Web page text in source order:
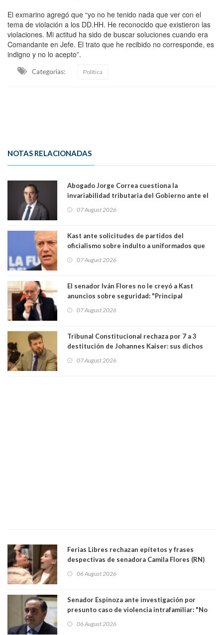
El exmarino agregó que “yo no he tenido nada que ver con el
tema de violación a los DD.HH. He reconocido que existieron las
violaciones. Mi actitud ha sido de buscar soluciones cuando era
Comandante en Jefe. El trato que he recibido no corresponde, es
indigno y no lo acepto”.
Categorias: Política
NOTAS RELACIONADAS
Abogado Jorge Correa cuestiona la
invariabilidad tributaria del Gobierno ante el
democracia” y "defendemos la alternancia en el
07 August 2026
Kast ante solicitudes de partidos del
oficialismo sobre indulto a uniformados que
07 August 2026
El senador Iván Flores no le creyó a Kast
anuncios sobre seguridad: "Principal
perseguir ruta del dinero y levantar secreto
07 August 2026
Tribunal Constitucional rechaza por 7 a 3
destitución de Johannes Kaiser: sus dichos
justicia constitucional porque no es diputado
07 August 2026
Ferias Libres rechazan epítetos y frases
despectivas de senadora Camila Flores (RN)
06 August 2026
Senador Espinoza ante investigación por
presunto caso de violencia intrafamiliar: "No
antecedentes a Tribunal Supremo
06 August 2026